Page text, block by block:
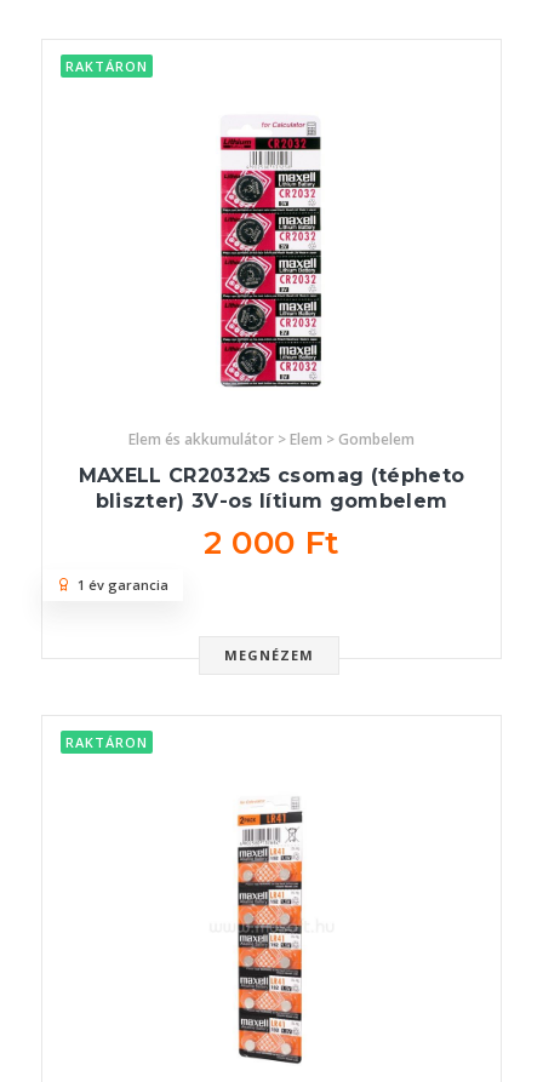
RAKTÁRON
Elem és akkumulátor > Elem > Gombelem
MAXELL CR2032x5 csomag (tépheto
bliszter) 3V-os lítium gombelem
2 000 Ft
MEGNÉZEM
1 év garancia
RAKTÁRON